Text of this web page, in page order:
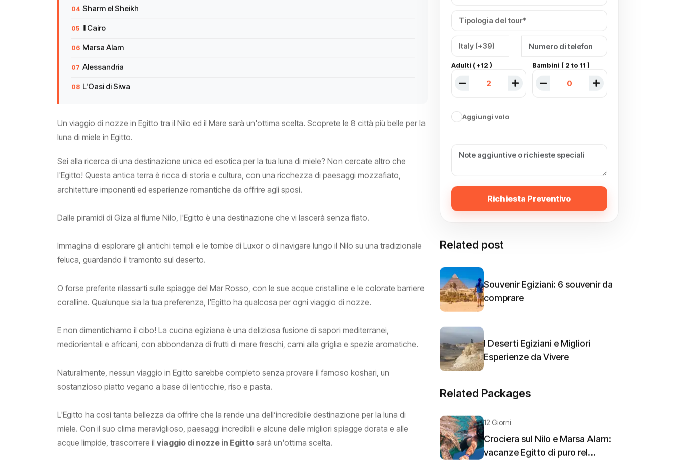
Sharm el Sheikh
Il Cairo
Marsa Alam
Alessandria
L'Oasi di Siwa
Un viaggio di nozze in Egitto tra il Nilo ed il Mare sarà un'ottima scelta. Scoprete le 8 città più belle per la
luna di miele in Egitto.
Sei alla ricerca di una destinazione unica ed esotica per la tua luna di miele? Non cercate altro che
l'Egitto! Questa antica terra è ricca di storia e cultura, con una ricchezza di paesaggi mozzafiato,
architetture imponenti ed esperienze romantiche da offrire agli sposi.
Dalle piramidi di Giza al fiume Nilo, l'Egitto è una destinazione che vi lascerà senza fiato.
Immagina di esplorare gli antichi templi e le tombe di Luxor o di navigare lungo il Nilo su una tradizionale
feluca, guardando il tramonto sul deserto.
O forse preferite rilassarti sulle spiagge del Mar Rosso, con le sue acque cristalline e le colorate barriere
coralline. Qualunque sia la tua preferenza, l'Egitto ha qualcosa per ogni viaggio di nozze.
E non dimentichiamo il cibo! La cucina egiziana è una deliziosa fusione di sapori mediterranei,
mediorientali e africani, con abbondanza di frutti di mare freschi, carni alla griglia e spezie aromatiche.
Naturalmente, nessun viaggio in Egitto sarebbe completo senza provare il famoso koshari, un
sostanzioso piatto vegano a base di lenticchie, riso e pasta.
L'Egitto ha così tanta bellezza da offrire che la rende una dell’incredibile destinazione per la luna di
miele. Con il suo clima meraviglioso, paesaggi incredibili e alcune delle migliori spiagge dorata e alle
acque limpide, trascorrere il viaggio di nozze in Egitto sarà un'ottima scelta.
Adulti ( +12 ) Bambini ( 2 to 11 )
Aggiungi volo
Richiesta Preventivo
Related post
Souvenir Egiziani: 6 souvenir da
comprare
I Deserti Egiziani e Migliori
Esperienze da Vivere
Related Packages
12 Giorni
Crociera sul Nilo e Marsa Alam:
vacanze Egitto di puro rel...